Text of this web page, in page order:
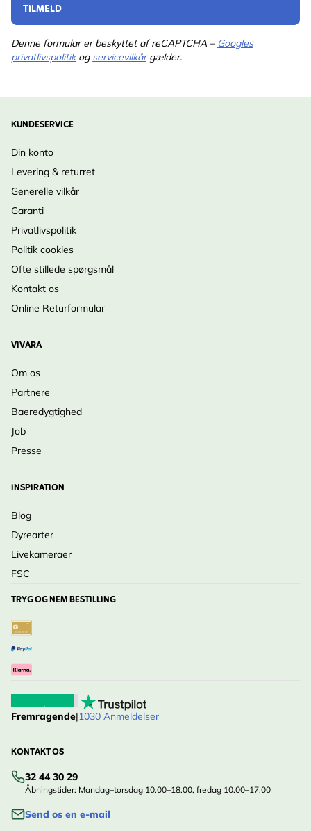
TILMELD
Denne formular er beskyttet af reCAPTCHA – Googles
privatlivspolitikog servicevilkårgælder.
KUNDESERVICE
Din konto
Levering & returret
Generelle vilkår
Garanti
Privatlivspolitik
Politik cookies
Ofte stillede spørgsmål
Kontakt os
Online Returformular
VIVARA
Om os
Partnere
Baeredygtighed
Job
Presse
INSPIRATION
Blog
Dyrearter
Livekameraer
FSC
TRYG OG NEM BESTILLING
Fremragende|1030 Anmeldelser
KONTAKT OS
32 44 30 29
Åbningstider: Mandag–torsdag 10.00–18.00, fredag 10.00–17.00
Send os en e-mail